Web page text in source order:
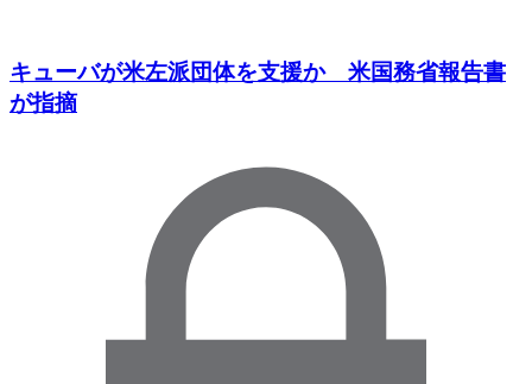
キューバが米左派団体を支援か 米国務省報告書
が指摘